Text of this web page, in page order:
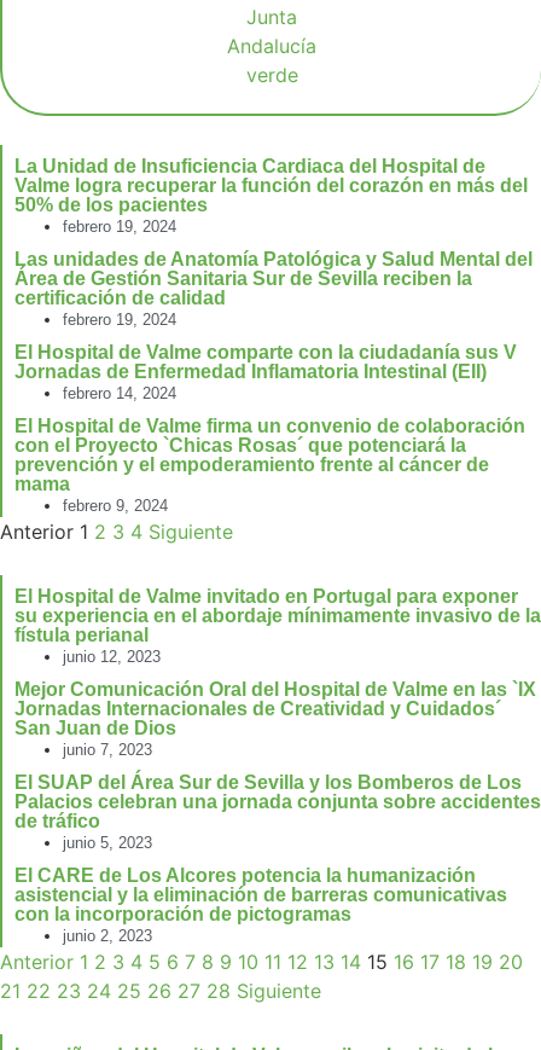
La Unidad de Insuficiencia Cardiaca del Hospital de
Valme logra recuperar la función del corazón en más del
50% de los pacientes
febrero 19, 2024
Las unidades de Anatomía Patológica y Salud Mental del
Área de Gestión Sanitaria Sur de Sevilla reciben la
certificación de calidad
febrero 19, 2024
El Hospital de Valme comparte con la ciudadanía sus V
Jornadas de Enfermedad Inflamatoria Intestinal (EII)
febrero 14, 2024
El Hospital de Valme firma un convenio de colaboración
con el Proyecto `Chicas Rosas´ que potenciará la
prevención y el empoderamiento frente al cáncer de
mama
febrero 9, 2024
Anterior 1 2 3 4 Siguiente
El Hospital de Valme invitado en Portugal para exponer
su experiencia en el abordaje mínimamente invasivo de la
fístula perianal
junio 12, 2023
Mejor Comunicación Oral del Hospital de Valme en las `IX
Jornadas Internacionales de Creatividad y Cuidados´
San Juan de Dios
junio 7, 2023
El SUAP del Área Sur de Sevilla y los Bomberos de Los
Palacios celebran una jornada conjunta sobre accidentes
de tráfico
junio 5, 2023
El CARE de Los Alcores potencia la humanización
asistencial y la eliminación de barreras comunicativas
con la incorporación de pictogramas
junio 2, 2023
Anterior 1 2 3 4 5 6 7 8 9 10 11 12 13 14 15 16 17 18 19 20
21 22 23 24 25 26 27 28 Siguiente